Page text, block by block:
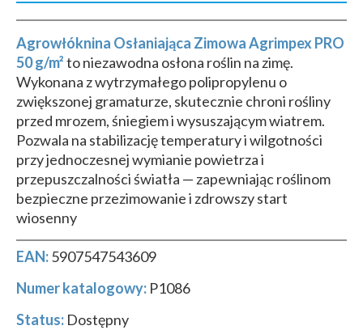
Agrowłóknina Osłaniająca Zimowa Agrimpex PRO
50 g/m²to niezawodna osłona roślin na zimę.
Wykonana z wytrzymałego polipropylenu o
zwiększonej gramaturze, skutecznie chroni rośliny
przed mrozem, śniegiem i wysuszającym wiatrem.
Pozwala na stabilizację temperatury i wilgotności
przy jednoczesnej wymianie powietrza i
przepuszczalności światła — zapewniając roślinom
bezpieczne przezimowanie i zdrowszy start
wiosenny
EAN:5907547543609
Numer katalogowy: P1086
Status: Dostępny